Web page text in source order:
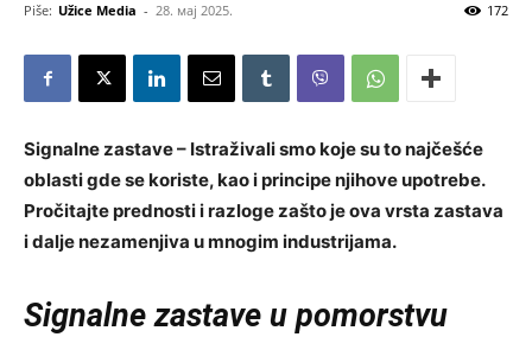
Piše: Užice Media - 28. мај 2025. 172
Signalne zastave – Istraživali smo koje su to najčešće
oblasti gde se koriste, kao i principe njihove upotrebe.
Pročitajte prednosti i razloge zašto je ova vrsta zastava
i dalje nezamenjiva u mnogim industrijama.
Signalne zastave u pomorstvu